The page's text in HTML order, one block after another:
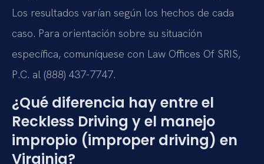
Los resultados varían según los hechos de cada
caso. Para orientación sobre su situación
específica, comuníquese con Law Offices Of SRIS,
P.C. al (888) 437-7747.
¿Qué diferencia hay entre el
Reckless Driving y el manejo
impropio (improper driving) en
Virginia?